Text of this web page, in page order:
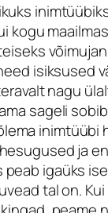
kogu
isiksused
nagu
sageli
inimtüübi
ja
igaüks
tal on.